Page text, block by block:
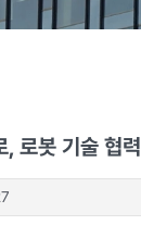
로봇 기술 협력